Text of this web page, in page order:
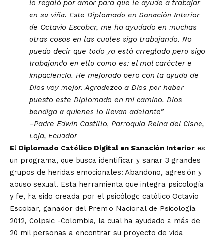
lo regaló por amor para que le ayude a trabajar
en su viña. Este Diplomado en Sanación Interior
de Octavio Escobar, me ha ayudado en muchas
otras cosas en las cuales sigo trabajando. No
puedo decir que todo ya está arreglado pero sigo
trabajando en ello como es: el mal carácter e
impaciencia. He mejorado pero con la ayuda de
Dios voy mejor. Agradezco a Dios por haber
puesto este Diplomado en mi camino. Dios
bendiga a quienes lo llevan adelante”
–Padre Edwin Castillo, Parroquia Reina del Cisne,
Loja, Ecuador
El Diplomado Católico Digital en Sanación Interior es
un programa, que busca identificar y sanar 3 grandes
grupos de heridas emocionales: Abandono, agresión y
abuso sexual. Esta herramienta que integra psicología
y fe, ha sido creada por el psicólogo católico Octavio
Escobar, ganador del Premio Nacional de Psicología
2012, Colpsic -Colombia, la cual ha ayudado a más de
20 mil personas a encontrar su proyecto de vida